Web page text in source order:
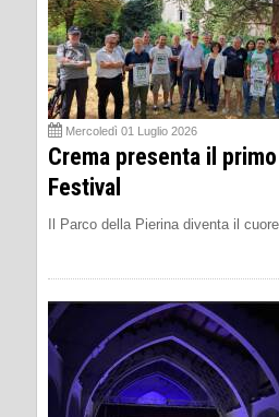
Mercoledì 01 Luglio 2026
Crema presenta il
Festival
Il Parco della Pierina diventa il